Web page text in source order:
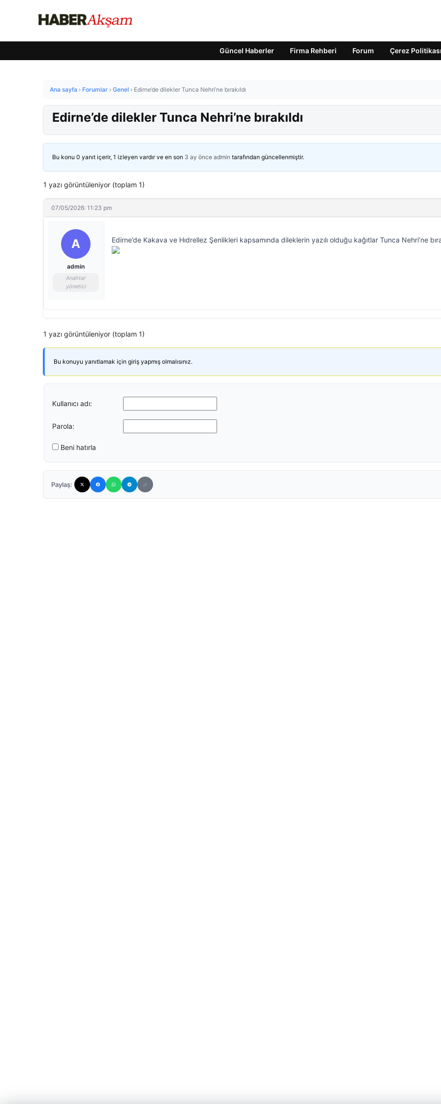
Güncel Haberler Firma Rehberi Forum Çerez Politikası
Ana sayfa › Forumlar › Genel › Edirne’de dilekler Tunca Nehri’ne bırakıldı
Edirne’de dilekler Tunca Nehri’ne bırakıldı
Bu konu 0 yanıt içerir, 1 izleyen vardır ve en son 3 ay önce admin tarafından güncellenmiştir.
1 yazı görüntüleniyor (toplam 1)
07/05/2026: 11:23 pm
A
admin
Anahtar
yönetici
Edirne’de Kakava ve Hıdrellez Şenlikleri kapsamında dileklerin yazılı olduğu kağıtlar Tunca Nehri’ne
1 yazı görüntüleniyor (toplam 1)
Bu konuyu yanıtlamak için giriş yapmış olmalısınız.
Kullanıcı adı:
Parola:
Beni hatırla
Paylaş: